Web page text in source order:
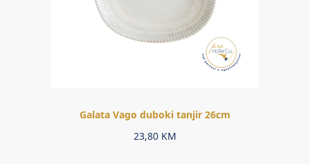
Galata Vago duboki tanjir 26cm
23,80 KM